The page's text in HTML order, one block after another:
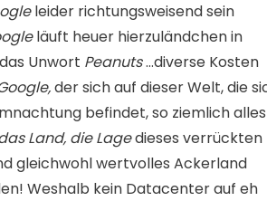
leider richtungsweisend sein
läuft heuer hierzuländchen in
Unwort Peanuts…diverse Kosten
der sich auf dieser Welt, die
befindet, so ziemlich alles
Land, die Lagedieses verrückten
gleichwohl wertvolles Ackerland
Weshalb kein Datacenter auf eh